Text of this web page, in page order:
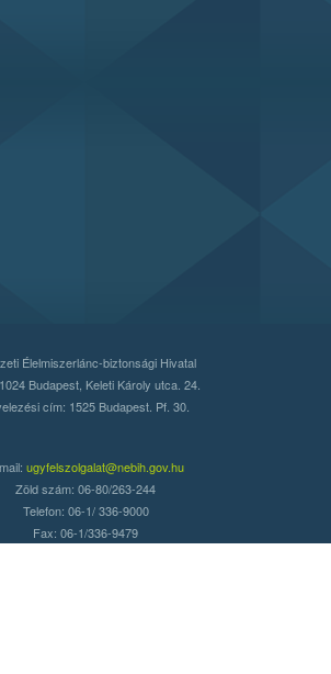
Élelmiszerlánc-biztonsági Hivatal
Budapest, Keleti Károly utca. 24.
cím: 1525 Budapest. Pf. 30.
ugyfelszolgalat@nebih.gov.hu
Zöld szám: 06-80/263-244
Telefon: 06-1/ 336-9000
Fax: 06-1/336-9479